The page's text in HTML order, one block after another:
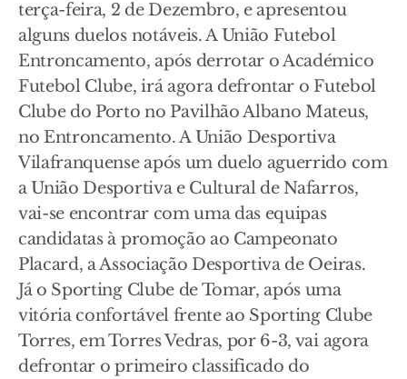
terça-feira, 2 de Dezembro, e apresentou
alguns duelos notáveis. A União Futebol
Entroncamento, após derrotar o Académico
Futebol Clube, irá agora defrontar o Futebol
Clube do Porto no Pavilhão Albano Mateus,
no Entroncamento. A União Desportiva
Vilafranquense após um duelo aguerrido com
a União Desportiva e Cultural de Nafarros,
vai-se encontrar com uma das equipas
candidatas à promoção ao Campeonato
Placard, a Associação Desportiva de Oeiras.
Já o Sporting Clube de Tomar, após uma
vitória confortável frente ao Sporting Clube
Torres, em Torres Vedras, por 6-3, vai agora
defrontar o primeiro classificado do